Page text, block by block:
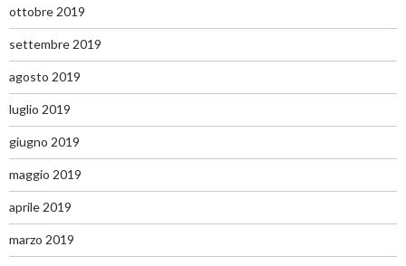
ottobre 2019
settembre 2019
agosto 2019
luglio 2019
giugno 2019
maggio 2019
aprile 2019
marzo 2019